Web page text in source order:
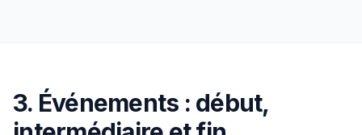
3. Événements : début,